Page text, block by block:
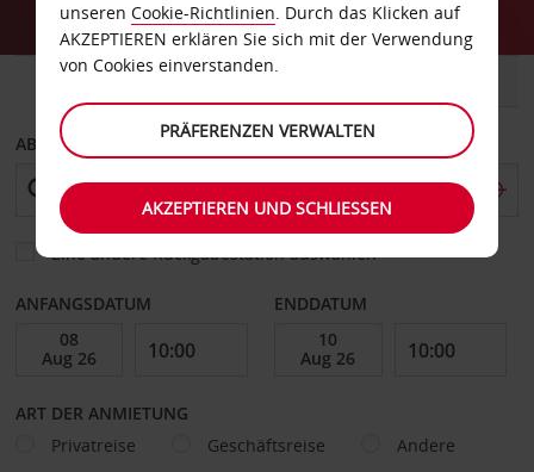
ABHOLEN VON
Eine andere Rückgabestation auswählen
ANFANGSDATUM ENDDATUM
ART DER ANMIETUNG
Privatreise
Geschäftsreise Andere
unseren Cookie-Richtlinien. Durch das Klicken auf
AKZEPTIEREN erklären Sie sich mit der Verwendung
von Cookies einverstanden.
PRÄFERENZEN VERWALTEN
AKZEPTIEREN UND SCHLIESSEN